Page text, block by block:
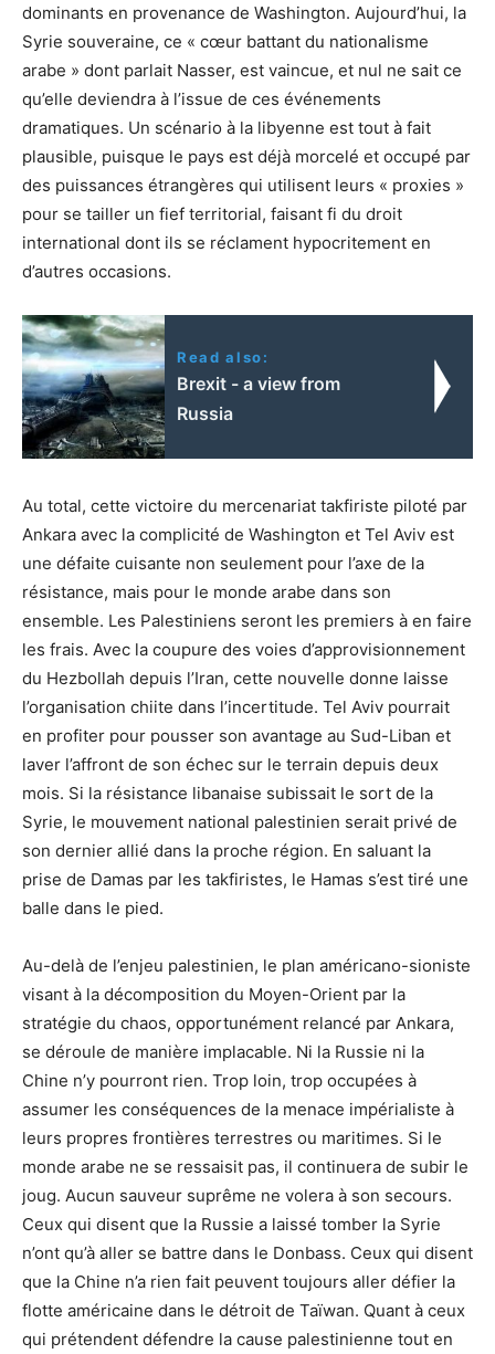
dominants en provenance de Washington. Aujourd’hui, la
Syrie souveraine, ce « cœur battant du nationalisme
arabe » dont parlait Nasser, est vaincue, et nul ne sait ce
qu’elle deviendra à l’issue de ces événements
dramatiques. Un scénario à la libyenne est tout à fait
plausible, puisque le pays est déjà morcelé et occupé par
des puissances étrangères qui utilisent leurs « proxies »
pour se tailler un fief territorial, faisant fi du droit
international dont ils se réclament hypocritement en
d’autres occasions.
Read also:
Brexit - a view from
Russia
Au total, cette victoire du mercenariat takfiriste piloté par
Ankara avec la complicité de Washington et Tel Aviv est
une défaite cuisante non seulement pour l’axe de la
résistance, mais pour le monde arabe dans son
ensemble. Les Palestiniens seront les premiers à en faire
les frais. Avec la coupure des voies d’approvisionnement
du Hezbollah depuis l’Iran, cette nouvelle donne laisse
l’organisation chiite dans l’incertitude. Tel Aviv pourrait
en profiter pour pousser son avantage au Sud-Liban et
laver l’affront de son échec sur le terrain depuis deux
mois. Si la résistance libanaise subissait le sort de la
Syrie, le mouvement national palestinien serait privé de
son dernier allié dans la proche région. En saluant la
prise de Damas par les takfiristes, le Hamas s’est tiré une
balle dans le pied.
Au-delà de l’enjeu palestinien, le plan américano-sioniste
visant à la décomposition du Moyen-Orient par la
stratégie du chaos, opportunément relancé par Ankara,
se déroule de manière implacable. Ni la Russie ni la
Chine n’y pourront rien. Trop loin, trop occupées à
assumer les conséquences de la menace impérialiste à
leurs propres frontières terrestres ou maritimes. Si le
monde arabe ne se ressaisit pas, il continuera de subir le
joug. Aucun sauveur suprême ne volera à son secours.
Ceux qui disent que la Russie a laissé tomber la Syrie
n’ont qu’à aller se battre dans le Donbass. Ceux qui disent
que la Chine n’a rien fait peuvent toujours aller défier la
flotte américaine dans le détroit de Taïwan. Quant à ceux
qui prétendent défendre la cause palestinienne tout en